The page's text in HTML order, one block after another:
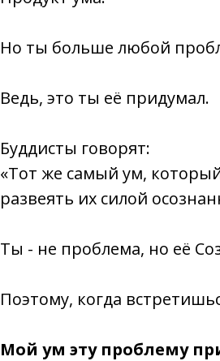
Но ты больше любой
Ведь, это ты её придумал.
Буддисты говорят:
«Тот же самый ум,
развеять их силой
Ты - не проблема, но её
Поэтому, когда
Мой ум эту проблему